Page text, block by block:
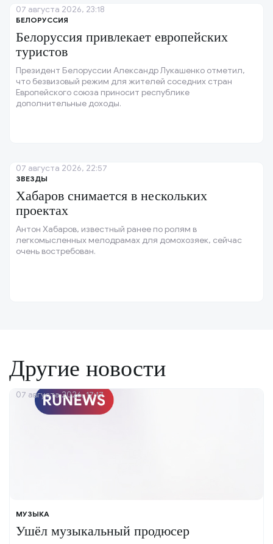
БЕЛОРУССИЯ
Белоруссия привлекает европейских
туристов
Президент Белоруссии Александр Лукашенко отметил,
что безвизовый режим для жителей соседних стран
Европейского союза приносит республике
дополнительные доходы.
07 августа 2026, 23:18
ЗВЕЗДЫ
Хабаров снимается в нескольких
проектах
Антон Хабаров, известный ранее по ролям в
легкомысленных мелодрамах для домохозяек, сейчас
очень востребован.
07 августа 2026, 22:57
Другие новости
МУЗЫКА
Ушёл музыкальный продюсер
07 августа 2026, 17:17